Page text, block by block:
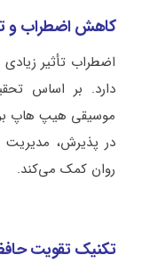
کاهش اضطراب و
اضطراب تأثیر
دارد. بر اساس
موسیقی هیپ هاپ بر
در پذیرش، مدیریت
روان کمک می‌کند.
تکنیک تقویت